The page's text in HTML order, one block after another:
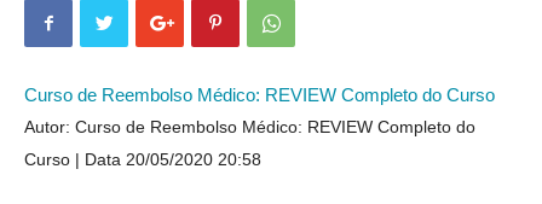
Curso de Reembolso Médico: REVIEW Completo do Curso
Autor: Curso de Reembolso Médico: REVIEW Completo do
Curso
Data 20/05/2020 20:58